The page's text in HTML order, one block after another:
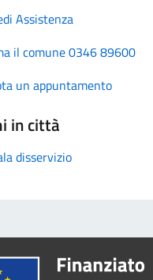
Assistenza
il comune 0346 89600
un appuntamento
in città
disservizio